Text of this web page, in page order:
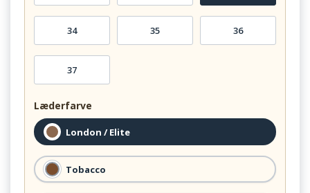
34 35 36
37
Læderfarve
London / Elite
Tobacco